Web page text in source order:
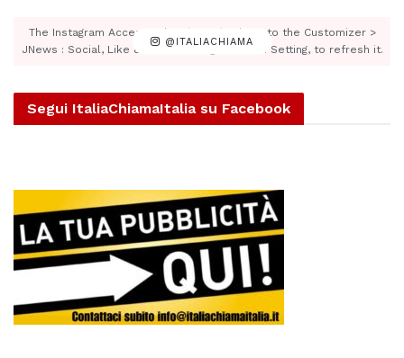
@ITALIACHIAMA
The Instagram Access Token is expired, Go to the Customizer >
JNews : Social, Like & View > Instagram Feed Setting, to refresh it.
Segui ItaliaChiamaItalia su Facebook